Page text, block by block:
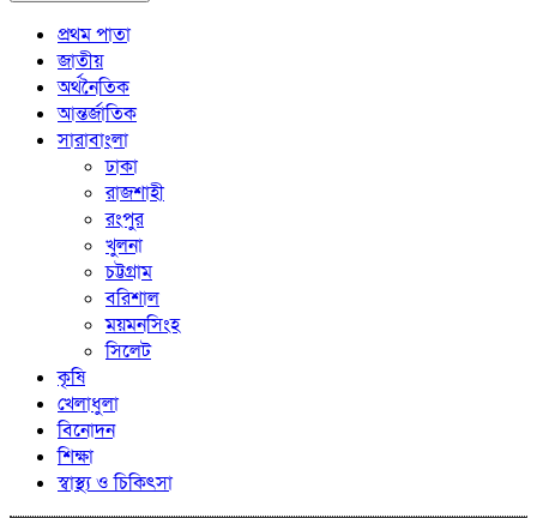
প্রথম পাতা
জাতীয়
অর্থনৈতিক
আন্তর্জাতিক
সারাবাংলা
ঢাকা
রাজশাহী
রংপুর
খুলনা
চট্টগ্রাম
বরিশাল
ময়মনসিংহ
সিলেট
কৃষি
খেলাধুলা
বিনোদন
শিক্ষা
স্বাস্থ্য ও চিকিৎসা